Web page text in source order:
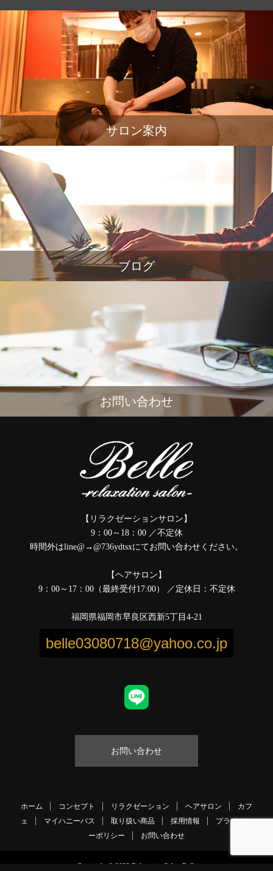
サロン案内
ブログ
お問い合わせ
【リラクゼーションサロン】
9：00～18：00 ／不定休
時間外はline@→@736ydtsxにてお問い合わせください。
【ヘアサロン】
9：00～17：00（最終受付17:00） ／定休日：不定休
福岡県福岡市早良区西新5丁目4-21
belle03080718@yahoo.co.jp
お問い合わせ
ホーム コンセプト リラクゼーション ヘアサロン
カフ
ェ
マイハニーバス 取り扱い商品 採用情報
プライバシ
ーポリシー
お問い合わせ
Copyright © 2022 Relaxation Salon Belle